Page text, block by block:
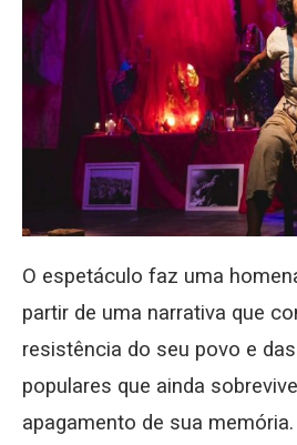
O espetáculo faz uma
partir de uma narrativa que
resistência do seu povo e
populares que ainda
apagamento de sua